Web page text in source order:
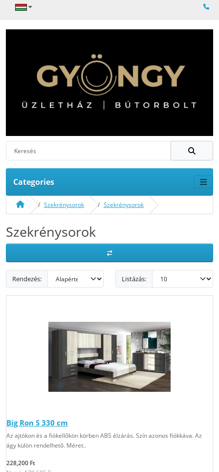
Categories
Szekrénysorok Szekrénysorok
Szekrénysorok
Rendezés: Listázás:
Big Ron S 330 cm
Az ajtókon és a fiókellőkön körben ABS élzárás. Szín azonos fiókkáva. Az
ágy külön rendelhető. Méret..
228,200 Ft